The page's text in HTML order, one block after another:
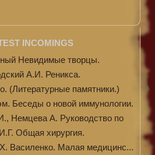
INCOMINGS
Невидимые творцы.
А.И. Реникса.
(Литературные памятники.)
Беседы о новой иммунологии.
Немцева А. Руководство по
Общая хирургия.
Василенко. Малая медицинс...